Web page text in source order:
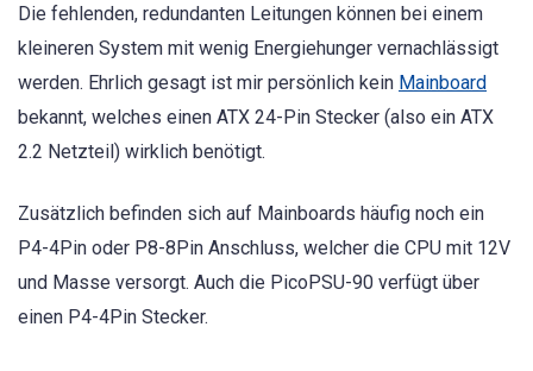
Die fehlenden, redundanten Leitungen können bei einem
kleineren System mit wenig Energiehunger vernachlässigt
werden. Ehrlich gesagt ist mir persönlich kein Mainboard
bekannt, welches einen ATX 24-Pin Stecker (also ein ATX
2.2 Netzteil) wirklich benötigt.
Zusätzlich befinden sich auf Mainboards häufig noch ein
P4-4Pin oder P8-8Pin Anschluss, welcher die CPU mit 12V
und Masse versorgt. Auch die PicoPSU-90 verfügt über
einen P4-4Pin Stecker.